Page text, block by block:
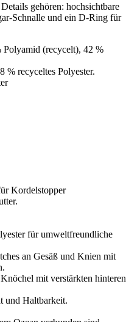
gehören: hochsichtbare
Schnalle und ein D-Ring für
Polyamid (recycelt), 42 %
% recyceltes Polyester.
Kordelstopper
für umweltfreundliche
an Gesäß und Knien mit
mit verstärkten hinteren
und Haltbarkeit.